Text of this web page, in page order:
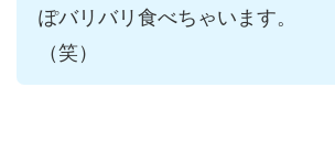
ぽバリバリ食べちゃいます。
（笑）